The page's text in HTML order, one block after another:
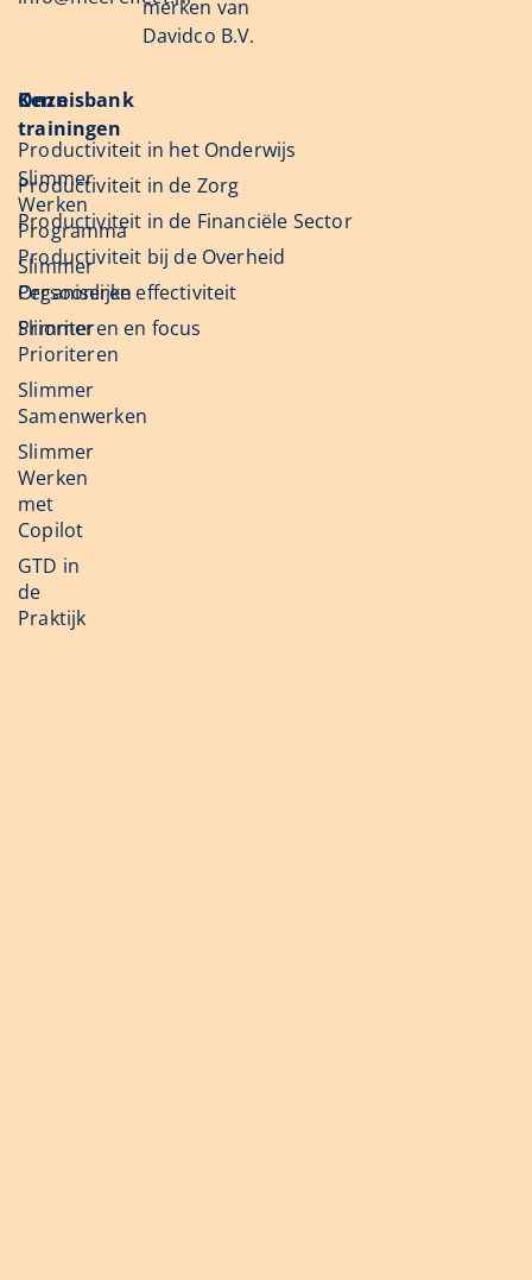
merken van
Davidco B.V.
Onze
trainingen
Slimmer
Werken
Programma
Slimmer
Organiseren
Slimmer
Prioriteren
Slimmer
Samenwerken
Slimmer
Werken
met
Copilot
GTD in
de
Praktijk
Kennisbank
Productiviteit in het Onderwijs
Productiviteit in de Zorg
Productiviteit in de Financiële Sector
Productiviteit bij de Overheid
Persoonlijke effectiviteit
Prioriteren en focus